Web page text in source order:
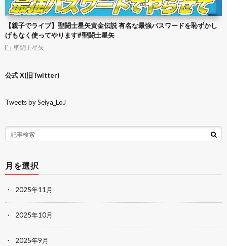
【親子でライブ】聖闘士星矢黄金伝説 有名な最強パスワードを恥ずかし
げもなく使ってやります#聖闘士星矢
聖闘士星矢
公式 X(旧Twitter)
Tweets by Seiya_LoJ
月を選択
2025年11月
2025年10月
2025年9月